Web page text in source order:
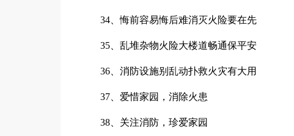
34、悔前容易悔后难消灭火险要在先
35、乱堆杂物火险大楼道畅通保平安
36、消防设施别乱动扑救火灾有大用
37、爱惜家园，消除火患
38、关注消防，珍爱家园